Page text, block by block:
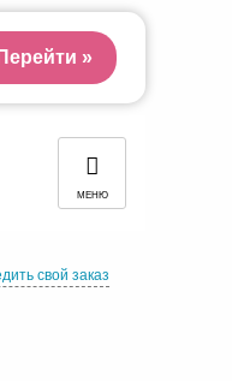
МЕНЮ
свой заказ
Перейти »